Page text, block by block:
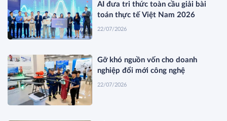
AI đưa tri thức toàn cầu giải bài
toán thực tế Việt Nam 2026
22/07/2026
Gỡ khó nguồn vốn cho doanh
nghiệp đổi mới công nghệ
22/07/2026